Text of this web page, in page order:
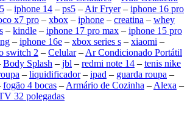
– iphone 14 – ps5 – Air Fryer– iphone 16 pro
x7 pro – xbox – iphone – creatina – whey
– kindle – iphone 17 pro max – iphone 15 pro
– iphone 16e – xbox series s – xiaomi –
switch 2 – Celular– Ar Condicionado Portátil
Body Splash – jbl – redmi note 14 – tenis nike
– liquidificador– ipad – guarda roupa –
fogão 4 bocas – Armário de Cozinha – Alexa –
32 polegadas